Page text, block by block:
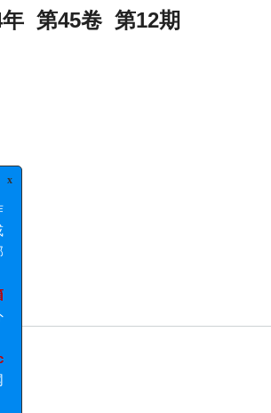
美国EBSCO学术数据库
中国学术期刊综合评价数据库
年 第45卷 第12期
收到作
辑部或
关的邮
读者，
唯一邮箱
箱之外
辑部；
hj.c
他网